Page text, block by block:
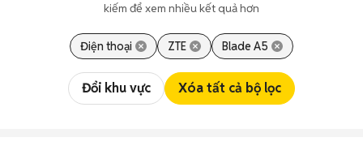
kiếm để xem nhiều kết quả hơn
Điện thoại ZTE Blade A5
Đổi khu vực Xóa tất cả bộ lọc